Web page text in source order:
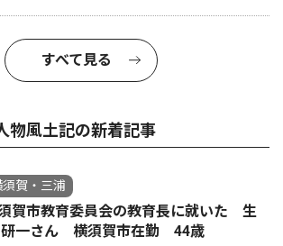
すべて見る
物風土記の新着記事
須賀・三浦
賀市教育委員会の教育長に就いた 生
研一さん 横須賀市在勤 44歳